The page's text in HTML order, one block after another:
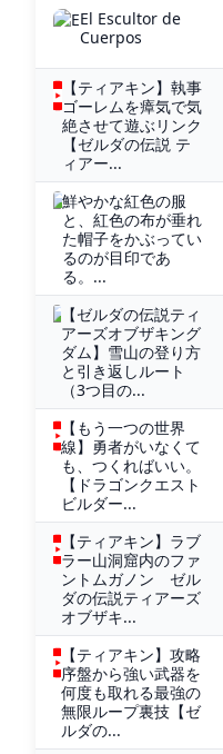
El Escultor de
Cuerpos
【ティアキン】執事
ゴーレムを瘴気で気
絶させて遊ぶリンク
【ゼルダの伝説 テ
ィアー...
鮮やかな紅色の服
と、紅色の布が垂れ
た帽子をかぶってい
るのが目印であ
る。...
【ゼルダの伝説ティ
アーズオブザキング
ダム】雪山の登り方
と引き返しルート
（3つ目の...
【もう一つの世界
線】勇者がいなくて
も、つくればいい。
【ドラゴンクエスト
ビルダー...
【ティアキン】ラブ
ラー山洞窟内のファ
ントムガノン ゼル
ダの伝説ティアーズ
オブザキ...
【ティアキン】攻略
序盤から強い武器を
何度も取れる最強の
無限ループ裏技【ゼ
ルダの...